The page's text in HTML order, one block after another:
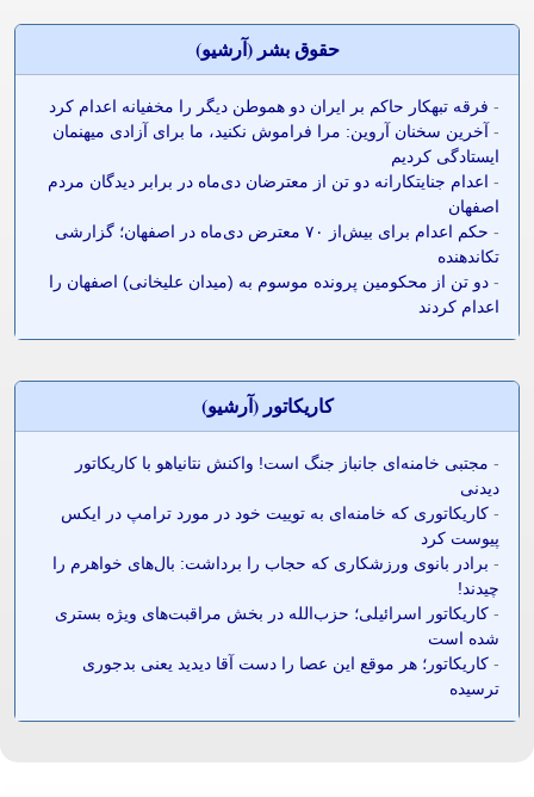
حقوق بشر (آرشيو)
- فرقه تبهکار حاکم بر ایران دو هموطن دیگر را مخفیانه اعدام کرد
- آخرین سخنان آروین: مرا فراموش نکنید، ما برای آزادی میهنمان
ایستادگی کردیم
- اعدام جنایتکارانه دو تن از معترضان دی‌ماه در برابر دیدگان مردم
اصفهان
-
حکم اعدام برای بیش‌از ۷۰ معترض دی‌ماه در اصفهان؛ گزارشی
تکاندهنده
- دو تن از محکومین پرونده موسوم به (میدان علیخانی) اصفهان را
اعدام کردند
کاريکاتور (آرشيو)
- مجتبی خامنه‌ای جانباز جنگ است! واکنش نتانیاهو با کاریکاتور
دیدنی
- کاریکاتوری که خامنه‌ای به توییت خود در مورد ترامپ در ایکس
پیوست کرد
- برادر بانوی ورزشکاری که حجاب را برداشت: بال‌های خواهرم را
چیدند!
- کاریکاتور اسرائیلی؛ حزب‌الله در بخش مراقبت‌های ویژه بستری
شده است
- کاریکاتور؛ هر موقع این عصا را دست آقا دیدید یعنی بدجوری
ترسیده